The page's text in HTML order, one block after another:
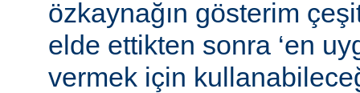
özkaynağın gösterim
elde ettikten sonra ‘en
vermek için